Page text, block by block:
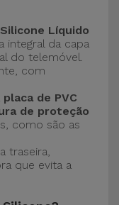
Líquido
integral da capa
do telemóvel.
com
placa de PVC
de proteção
como são as
traseira,
que evita a